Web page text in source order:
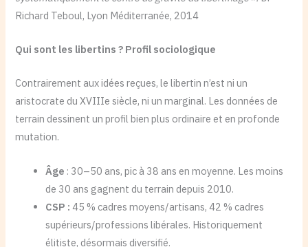
Richard Teboul, Lyon Méditerranée, 2014
Qui sont les libertins ? Profil sociologique
Contrairement aux idées reçues, le libertin n’est ni un
aristocrate du XVIIIe siècle, ni un marginal. Les données de
terrain dessinent un profil bien plus ordinaire et en profonde
mutation.
Âge : 30–50 ans, pic à 38 ans en moyenne. Les moins
de 30 ans gagnent du terrain depuis 2010.
CSP :45 % cadres moyens/artisans, 42 % cadres
supérieurs/professions libérales. Historiquement
élitiste, désormais diversifié.